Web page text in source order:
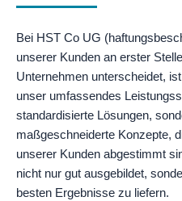
Bei HST Co UG
unserer Kunden an erster
Unternehmen unterscheidet,
unser umfassendes
standardisierte Lösungen,
maßgeschneiderte Konzepte,
unserer Kunden abgestimmt
nicht nur gut ausgebildet,
besten Ergebnisse zu liefern.